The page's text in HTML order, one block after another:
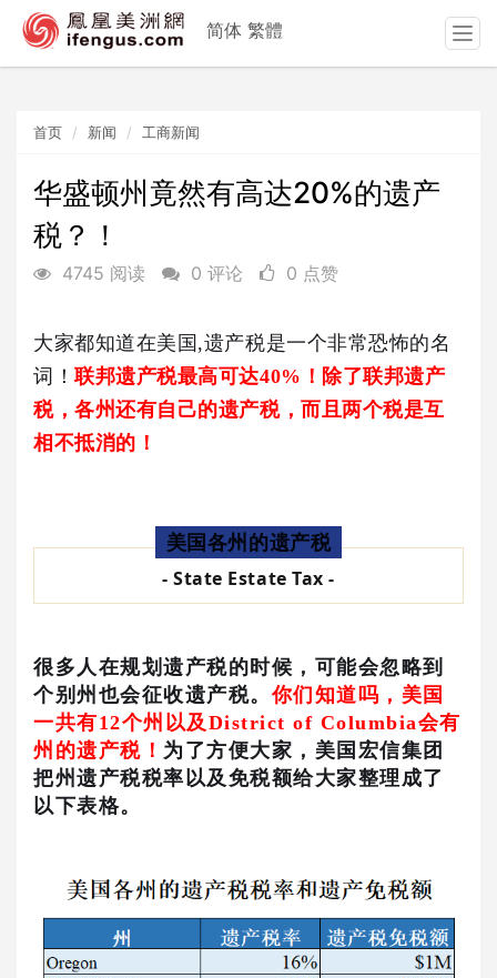
首页 新闻 工商新闻
华盛顿州竟然有高达20%的遗产
税？！
4745 阅读 0 评论 0 点赞
大家都知道在美国,遗产税是一个非常恐怖的名
词！联邦遗产税最高可达40%！除了联邦遗产
税，各州还有自己的遗产税，而且两个税是互
相不抵消的！
美国各州的遗产税
- State Estate Tax -
很多人在规划遗产税的时候，可能会忽略到
个别州也会征收遗产税。你们知道吗，美国
一共有12个州以及District of Columbia会有
州的遗产税！ 为了方便大家，美国宏信集团
把州遗产税税率以及免税额给大家整理成了
以下表格。
简体 繁體
T
o